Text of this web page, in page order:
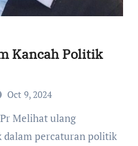
Kancah Politik
Oct 9, 2024
percaturan politik